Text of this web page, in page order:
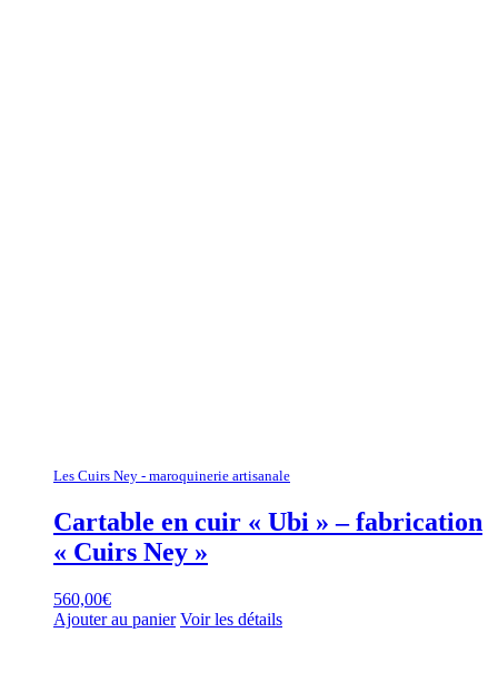
Les Cuirs Ney - maroquinerie artisanale
Cartable en cuir « Ubi » – fabrication
« Cuirs Ney »
560,00€
Ajouter au panier Voir les détails